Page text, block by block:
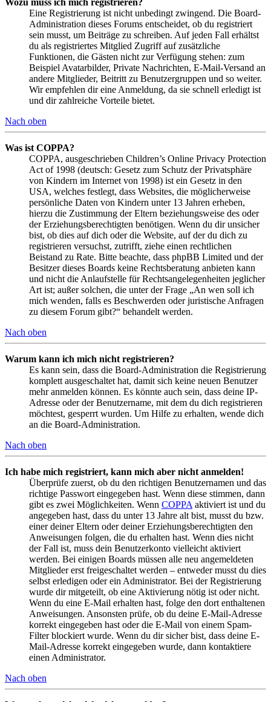
Wozu muss ich mich registrieren?
Eine Registrierung ist nicht unbedingt zwingend. Die Board-
Administration dieses Forums entscheidet, ob du registriert
sein musst, um Beiträge zu schreiben. Auf jeden Fall erhältst
du als registriertes Mitglied Zugriff auf zusätzliche
Funktionen, die Gästen nicht zur Verfügung stehen: zum
Beispiel Avatarbilder, Private Nachrichten, E-Mail-Versand an
andere Mitglieder, Beitritt zu Benutzergruppen und so weiter.
Wir empfehlen dir eine Anmeldung, da sie schnell erledigt ist
und dir zahlreiche Vorteile bietet.
Nach oben
Was ist COPPA?
COPPA, ausgeschrieben Children’s Online Privacy Protection
Act of 1998 (deutsch: Gesetz zum Schutz der Privatsphäre
von Kindern im Internet von 1998) ist ein Gesetz in den
USA, welches festlegt, dass Websites, die möglicherweise
persönliche Daten von Kindern unter 13 Jahren erheben,
hierzu die Zustimmung der Eltern beziehungsweise des oder
der Erziehungsberechtigten benötigen. Wenn du dir unsicher
bist, ob dies auf dich oder die Website, auf der du dich zu
registrieren versuchst, zutrifft, ziehe einen rechtlichen
Beistand zu Rate. Bitte beachte, dass phpBB Limited und der
Besitzer dieses Boards keine Rechtsberatung anbieten kann
und nicht die Anlaufstelle für Rechtsangelegenheiten jeglicher
Art ist; außer solchen, die unter der Frage „An wen soll ich
mich wenden, falls es Beschwerden oder juristische Anfragen
zu diesem Forum gibt?“ behandelt werden.
Nach oben
Warum kann ich mich nicht registrieren?
Es kann sein, dass die Board-Administration die Registrierung
komplett ausgeschaltet hat, damit sich keine neuen Benutzer
mehr anmelden können. Es könnte auch sein, dass deine IP-
Adresse oder der Benutzername, mit dem du dich registrieren
möchtest, gesperrt wurden. Um Hilfe zu erhalten, wende dich
an die Board-Administration.
Nach oben
Ich habe mich registriert, kann mich aber nicht anmelden!
Überprüfe zuerst, ob du den richtigen Benutzernamen und das
richtige Passwort eingegeben hast. Wenn diese stimmen, dann
gibt es zwei Möglichkeiten. Wenn COPPA aktiviert ist und du
angegeben hast, dass du unter 13 Jahre alt bist, musst du bzw.
einer deiner Eltern oder deiner Erziehungsberechtigten den
Anweisungen folgen, die du erhalten hast. Wenn dies nicht
der Fall ist, muss dein Benutzerkonto vielleicht aktiviert
werden. Bei einigen Boards müssen alle neu angemeldeten
Mitglieder erst freigeschaltet werden – entweder musst du dies
selbst erledigen oder ein Administrator. Bei der Registrierung
wurde dir mitgeteilt, ob eine Aktivierung nötig ist oder nicht.
Wenn du eine E-Mail erhalten hast, folge den dort enthaltenen
Anweisungen. Ansonsten prüfe, ob du deine E-Mail-Adresse
korrekt eingegeben hast oder die E-Mail von einem Spam-
Filter blockiert wurde. Wenn du dir sicher bist, dass deine E-
Mail-Adresse korrekt eingegeben wurde, dann kontaktiere
einen Administrator.
Nach oben